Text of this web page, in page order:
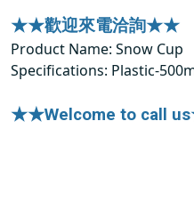
★★歡迎來電洽詢★★
Product Name: Snow Cup
Specifications: Plastic-
★★Welcome to call